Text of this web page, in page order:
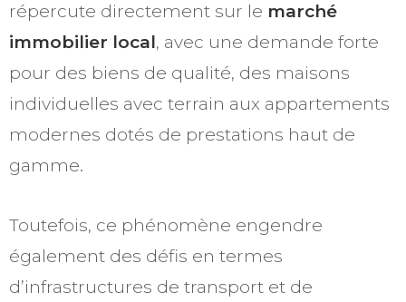
répercute directement sur le marché
immobilier local, avec une demande forte
pour des biens de qualité, des maisons
individuelles avec terrain aux appartements
modernes dotés de prestations haut de
gamme.
Toutefois, ce phénomène engendre
également des défis en termes
d’infrastructures de transport et de